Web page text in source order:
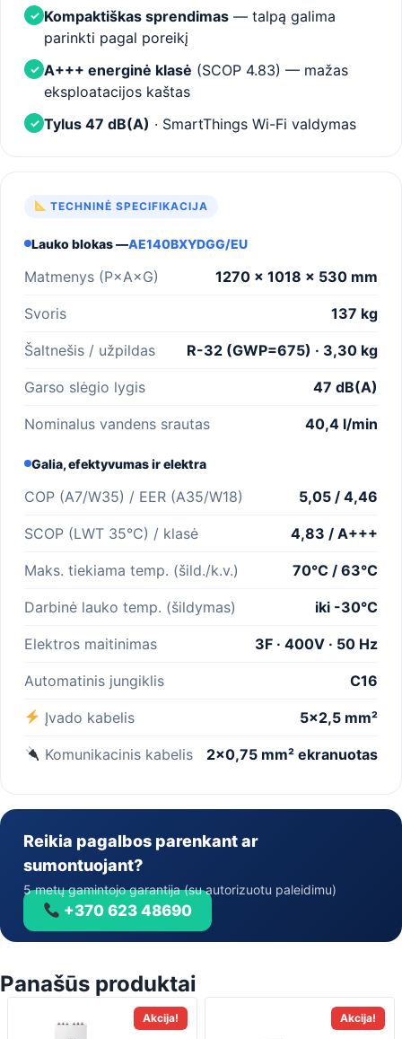
✓ Kompaktiškas sprendimas — talpą galima
parinkti pagal poreikį
✓ A+++ energinė klasė (SCOP 4.83) — mažas
eksploatacijos kaštas
✓ Tylus 47 dB(A) · SmartThings Wi-Fi valdymas
TECHNINĖ SPECIFIKACIJA
Lauko blokas —AE140BXYDGG/EU
Matmenys (P×A×G) 1270 × 1018 × 530 mm
Svoris 137 kg
Šaltnešis / užpildas R-32 (GWP=675) · 3,30 kg
Garso slėgio lygis 47 dB(A)
Nominalus vandens srautas 40,4 l/min
Galia, efektyvumas ir elektra
COP (A7/W35) / EER (A35/W18) 5,05 / 4,46
SCOP (LWT 35°C) / klasė 4,83 / A+++
Maks. tiekiama temp. (šild./k.v.) 70°C / 63°C
Darbinė lauko temp. (šildymas) iki -30°C
Elektros maitinimas 3F · 400V · 50 Hz
Automatinis jungiklis C16
Įvado kabelis 5×2,5 mm²
Komunikacinis kabelis 2×0,75 mm² ekranuotas
Reikia pagalbos parenkant ar
sumontuojant?
5 metų gamintojo garantija (su autorizuotu paleidimu)
+370 623 48690
Panašūs produktai
Akcija! Akcija!